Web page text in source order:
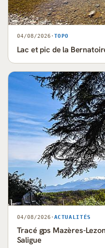
04/08/2026 · TOPO
Lac et pic de la
04/08/2026 · ACTUALITÉS
Tracé gps Mazères-
Saligue